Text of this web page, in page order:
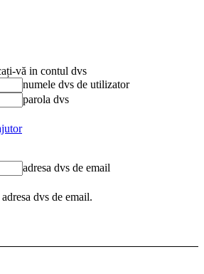
vă in contul dvs
numele dvs de utilizator
parola dvs
adresa dvs de email
dvs de email.